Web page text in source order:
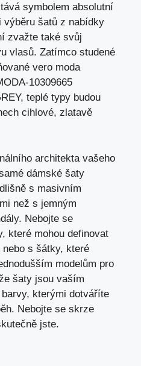
symbolem absolutní
výběru šatů z nabídky
zvažte také svůj
vlasů. Zatímco studené
vero moda
10309665
teplé typy budou
cihlové, zlatavě
architekta vašeho
dámské šaty
s masivním
než s jemným
Nebojte se
které mohou definovat
s šátky, které
modelům pro
šaty jsou vaším
kterými dotváříte
Nebojte se skrze
jste.